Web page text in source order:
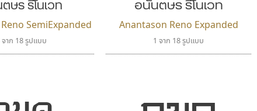
ษร รีโนเวท
SemiExpanded
จาก 18 รูปแบบ
อนันตษร รีโนเวท
Anantason Reno Expanded
1 จาก 18 รูปแบบ